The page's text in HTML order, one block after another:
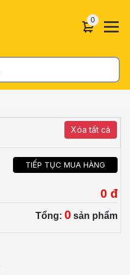
00 sản
Xóa tất cả
TIẾP TỤC MUA HÀNG
0 đ
Tổng: 0 sản phẩm